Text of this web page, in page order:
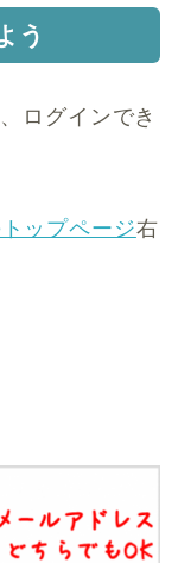
う
ログインでき
ップページ右